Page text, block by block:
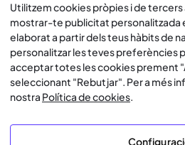
© Lawwwing 2026
Utilitzem cookies pròpies i de tercers
mostrar-te publicitat personalitzada
elaborat a partir dels teus hàbits de
personalitzar les teves preferències
acceptar totes les cookies prement
seleccionant "Rebutjar". Per a més
nostra Política de cookies.